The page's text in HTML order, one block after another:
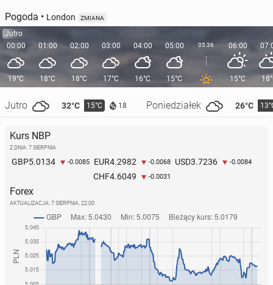
Pogoda • London ZMIANA
Jutro
00:00
19°C
Jutro 32°C 15°C 18 Poniedziałek 26°C
01:00
18°C
02:00
18°C
03:00
17°C
04:00
16°C
05:00
15°C
05:36 06:00
15°C
Kurs NBP
Z DNIA: 7 SIERPNIA
GBP5.0134 -0.0085 EUR4.2982 -0.0068 USD3.7236 -0.0084
CHF4.6049 -0.0031
Forex
AKTUALIZACJA: 7 SIERPNIA, 22:00